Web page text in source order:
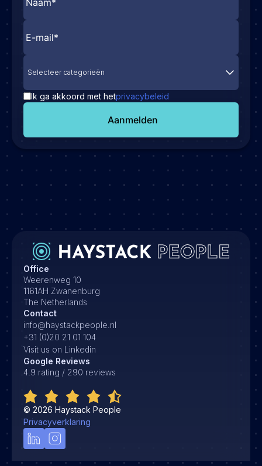
Selecteer categorieën
Ik ga akkoord met hetprivacybeleid
Aanmelden
Office
Weerenweg 10
1161AH Zwanenburg
The Netherlands
Contact
info@haystackpeople.nl
+31 (0)20 21 01 104
Visit us on Linkedin
Google Reviews
4.9 rating / 290 reviews
© 2026 Haystack People
Privacyverklaring